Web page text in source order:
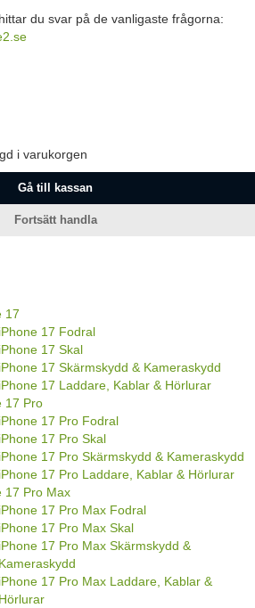
du svar på de vanligaste frågorna:
i varukorgen
Gå till kassan
Fortsätt handla
17
iPhone 17 Fodral
iPhone 17 Skal
iPhone 17 Skärmskydd & Kameraskydd
iPhone 17 Laddare, Kablar & Hörlurar
17 Pro
iPhone 17 Pro Fodral
iPhone 17 Pro Skal
iPhone 17 Pro Skärmskydd & Kameraskydd
iPhone 17 Pro Laddare, Kablar & Hörlurar
17 Pro Max
iPhone 17 Pro Max Fodral
iPhone 17 Pro Max Skal
iPhone 17 Pro Max Skärmskydd &
Kameraskydd
iPhone 17 Pro Max Laddare, Kablar &
Hörlurar